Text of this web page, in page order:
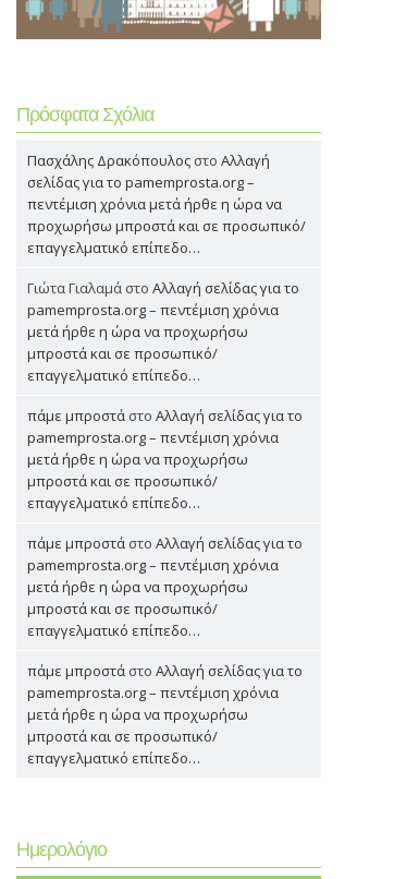
Πρόσφατα Σχόλια
Πασχάλης Δρακόπουλος στο Αλλαγή
σελίδας για το pamemprosta.org –
πεντέμιση χρόνια μετά ήρθε η ώρα να
προχωρήσω μπροστά και σε προσωπικό/
επαγγελματικό επίπεδο…
Γιώτα Γιαλαμά στο Αλλαγή σελίδας για το
pamemprosta.org – πεντέμιση χρόνια
μετά ήρθε η ώρα να προχωρήσω
μπροστά και σε προσωπικό/
επαγγελματικό επίπεδο…
πάμε μπροστά στο Αλλαγή σελίδας για το
pamemprosta.org – πεντέμιση χρόνια
μετά ήρθε η ώρα να προχωρήσω
μπροστά και σε προσωπικό/
επαγγελματικό επίπεδο…
πάμε μπροστά στο Αλλαγή σελίδας για το
pamemprosta.org – πεντέμιση χρόνια
μετά ήρθε η ώρα να προχωρήσω
μπροστά και σε προσωπικό/
επαγγελματικό επίπεδο…
πάμε μπροστά στο Αλλαγή σελίδας για το
pamemprosta.org – πεντέμιση χρόνια
μετά ήρθε η ώρα να προχωρήσω
μπροστά και σε προσωπικό/
επαγγελματικό επίπεδο…
Ημερολόγιο